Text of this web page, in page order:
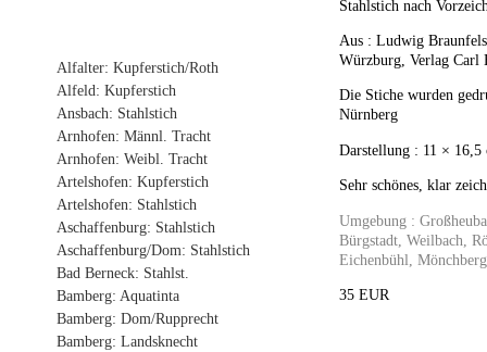
Alfalter: Kupferstich/Roth
Alfeld: Kupferstich
Ansbach: Stahlstich
Arnhofen: Männl. Tracht
Arnhofen: Weibl. Tracht
Artelshofen: Kupferstich
Artelshofen: Stahlstich
Aschaffenburg: Stahlstich
Aschaffenburg/Dom: Stahlstich
Bad Berneck: Stahlst.
Bamberg: Aquatinta
Bamberg: Dom/Rupprecht
Bamberg: Landsknecht
Stahlstich nach
Aus : Ludwig
Würzburg, Verlag Carl
Die Stiche wurden
Nürnberg
Darstellung : 11 ×
Sehr schönes, klar
Umgebung :
Bürgstadt, Weilbach,
Eichenbühl,
35 EUR